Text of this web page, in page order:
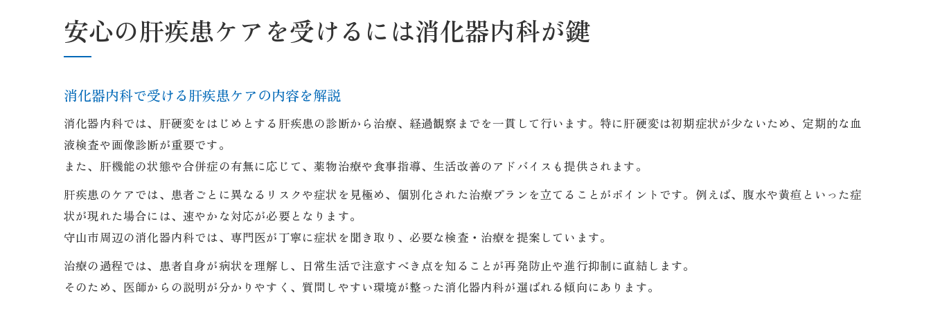
安心の肝疾患ケアを受けるには消化器内科が鍵
消化器内科で受ける肝疾患ケアの内容を解説
消化器内科では、肝硬変をはじめとする肝疾患の診断から治療、経過観察までを一貫して行います。特に肝硬変は初期症状が少ないため、定期的な血
液検査や画像診断が重要です。
また、肝機能の状態や合併症の有無に応じて、薬物治療や食事指導、生活改善のアドバイスも提供されます。
肝疾患のケアでは、患者ごとに異なるリスクや症状を見極め、個別化された治療プランを立てることがポイントです。例えば、腹水や黄疸といった症
状が現れた場合には、速やかな対応が必要となります。
守山市周辺の消化器内科では、専門医が丁寧に症状を聞き取り、必要な検査・治療を提案しています。
治療の過程では、患者自身が病状を理解し、日常生活で注意すべき点を知ることが再発防止や進行抑制に直結します。
そのため、医師からの説明が分かりやすく、質問しやすい環境が整った消化器内科が選ばれる傾向にあります。